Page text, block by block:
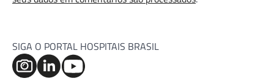
SIGA O PORTAL HOSPITAIS BRASIL